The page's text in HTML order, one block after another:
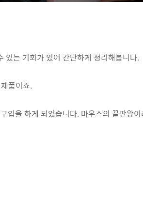
있는 기회가 있어 간단하게 정리해봅니다.
품이죠.
입을 하게 되었습니다. 마우스의 끝판왕